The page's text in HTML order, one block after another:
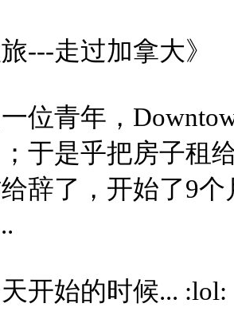
---走过加拿大》
位青年，
于是乎把房子租
辞了，开始了9
开始的时候... :lol: